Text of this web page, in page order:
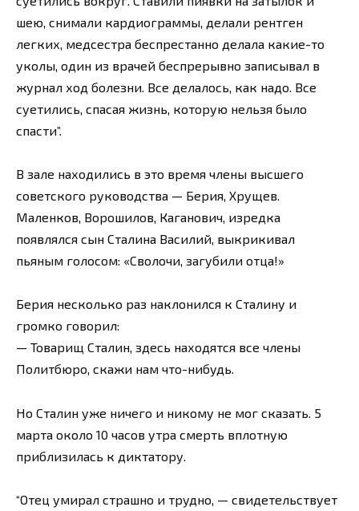
шею, снимали кардиограммы, делали рентген
легких, медсестра беспрестанно делала какие-то
уколы, один из врачей беспрерывно записывал в
журнал ход болезни. Все делалось, как надо. Все
суетились, спасая жизнь, которую нельзя было
спасти”.
В зале находились в это время члены высшего
советского руководства — Берия, Хрущев.
Маленков, Ворошилов, Каганович, изредка
появлялся сын Сталина Василий, выкрикивал
пьяным голосом: «Сволочи, загубили отца!»
Берия несколько раз наклонился к Сталину и
громко говорил:
— Товарищ Сталин, здесь находятся все члены
Политбюро, скажи нам что-нибудь.
Но Сталин уже ничего и никому не мог сказать. 5
марта около 10 часов утра смерть вплотную
приблизилась к диктатору.
“Отец умирал страшно и трудно, — свидетельствует